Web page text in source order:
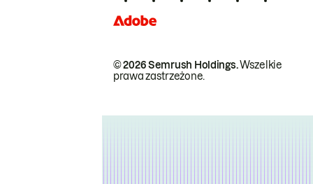
© 2026 Semrush Holdings.Wszelkie
prawa zastrzeżone.